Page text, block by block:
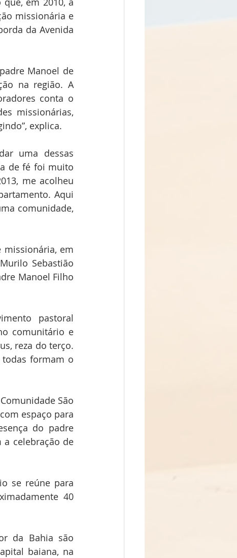
missionária e
da Avenida
Manoel de
na região. A
conta o
missionárias,
explica.
uma dessas
de fé foi muito
me acolheu
Aqui
comunidade,
missionária, em
Sebastião
Manoel Filho
pastoral
comunitário e
reza do terço.
formam o
São
espaço para
do padre
celebração de
se reúne para
40
da Bahia são
baiana, na